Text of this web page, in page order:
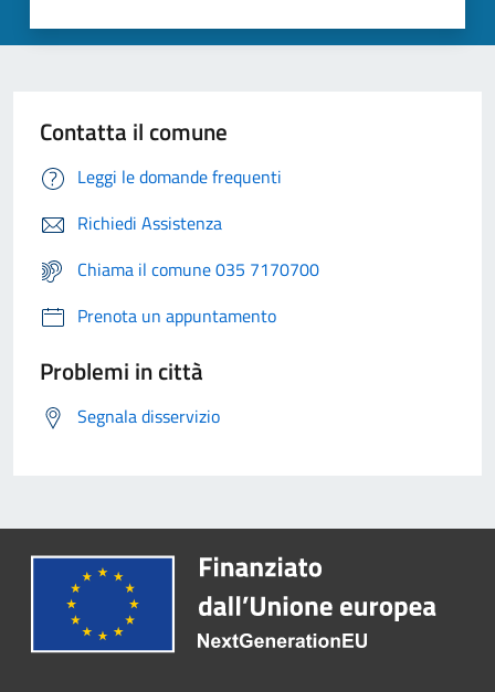
Contatta il comune
Leggi le domande frequenti
Richiedi Assistenza
Chiama il comune 035 7170700
Prenota un appuntamento
Problemi in città
Segnala disservizio